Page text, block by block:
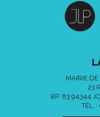
MAIRIE
23
BP. 83 94344
TÉL. :